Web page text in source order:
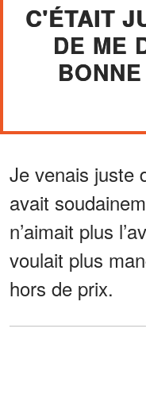
C'ÉTAIT
DE ME
Je venais juste
avait
n’aimait plus
voulait plus
hors de prix.